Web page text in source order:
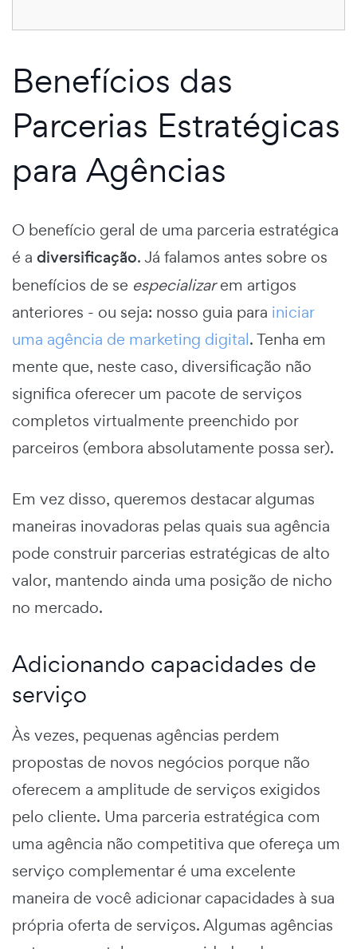
Benefícios das
Parcerias Estratégicas
para Agências
O benefício geral de uma parceria estratégica
é a diversificação. Já falamos antes sobre os
benefícios de se especializarem artigos
anteriores - ou seja: nosso guia para iniciar
uma agência de marketing digital. Tenha em
mente que, neste caso, diversificação não
significa oferecer um pacote de serviços
completos virtualmente preenchido por
parceiros (embora absolutamente possa ser).
Em vez disso, queremos destacar algumas
maneiras inovadoras pelas quais sua agência
pode construir parcerias estratégicas de alto
valor, mantendo ainda uma posição de nicho
no mercado.
Adicionando capacidades de
serviço
Às vezes, pequenas agências perdem
propostas de novos negócios porque não
oferecem a amplitude de serviços exigidos
pelo cliente. Uma parceria estratégica com
uma agência não competitiva que ofereça um
serviço complementar é uma excelente
maneira de você adicionar capacidades à sua
própria oferta de serviços. Algumas agências